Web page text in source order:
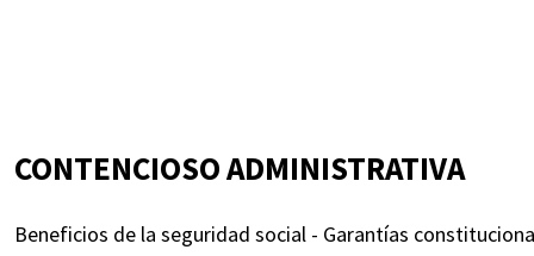
CONTENCIOSO ADMINISTRATIVA
Beneficios de la seguridad social - Garantías